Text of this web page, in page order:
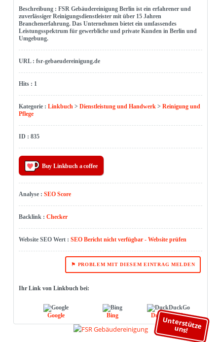
Unterstütze
uns!
Beschreibung : FSR Gebäudereinigung Berlin ist ein erfahrener und
zuverlässiger Reinigungsdienstleister mit über 15 Jahren
Branchenerfahrung. Das Unternehmen bietet ein umfassendes
Leistungsspektrum für gewerbliche und private Kunden in Berlin und
Umgebung.
URL : fsr-gebaeudereinigung.de
Hits : 1
Kategorie : Linkbuch> Dienstleistung und Handwerk> Reinigung und
Pflege
ID : 835
Buy Linkbuch a coffee
Analyse : SEO Score
Backlink : Checker
Website SEO Wert : SEO Bericht nicht verfügbar - Website prüfen
⚑ PROBLEM MIT DIESEM EINTRAG MELDEN
Ihr Link von Linkbuch bei:
Google Bing DuckDuckGo